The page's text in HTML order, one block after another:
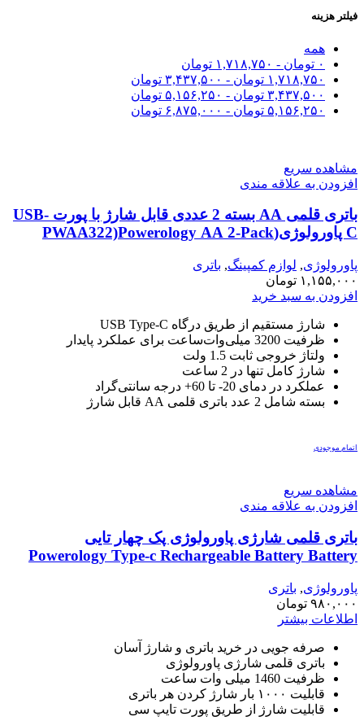
فیلتر هزینه
همه
۰ تومان - ۱,۷۱۸,۷۵۰ تومان
۱,۷۱۸,۷۵۰ تومان - ۳,۴۳۷,۵۰۰ تومان
۳,۴۳۷,۵۰۰ تومان - ۵,۱۵۶,۲۵۰ تومان
۵,۱۵۶,۲۵۰ تومان - ۶,۸۷۵,۰۰۰ تومان
مشاهده سریع
افزودن به علاقه مندی
باتری قلمی AA بسته 2 عددی قابل شارژ با پورت USB-
C پاورولوژی(PWAA322)Powerology AA 2-Pack
پاورولوژی, لوازم کمپینگ, باتری
۱,۱۵۵,۰۰۰ تومان
افزودن به سبد خرید
شارژ مستقیم از طریق درگاه USB Type-C
ظرفیت 3200 میلی‌وات‌ساعت برای عملکرد پایدار
ولتاژ خروجی ثابت 1.5 ولت
شارژ کامل تنها در 2 ساعت
عملکرد در دمای 20- تا 60+ درجه سانتی‌گراد
بسته شامل 2 عدد باتری قلمی AA قابل شارژ
اتمام موجودی
مشاهده سریع
افزودن به علاقه مندی
باتری قلمی شارژی پاورولوژی پک چهار تایی
Powerology Type-c Rechargeable Battery Battery
پاورولوژی, باتری
۹۸۰,۰۰۰ تومان
اطلاعات بیشتر
صرفه جویی در خرید باتری و شارژ آسان
باتری قلمی شارژی پاورولوژی
ظرفیت 1460 میلی وات ساعت
قابلیت ۱۰۰۰ بار شارژ کردن هر باتری
قابلیت شارژ از طریق پورت تایپ سی